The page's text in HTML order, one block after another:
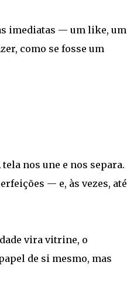
imediatas — um like, um
como se fosse um
nos une e nos separa.
— e, às vezes, até
vira vitrine, o
de si mesmo, mas